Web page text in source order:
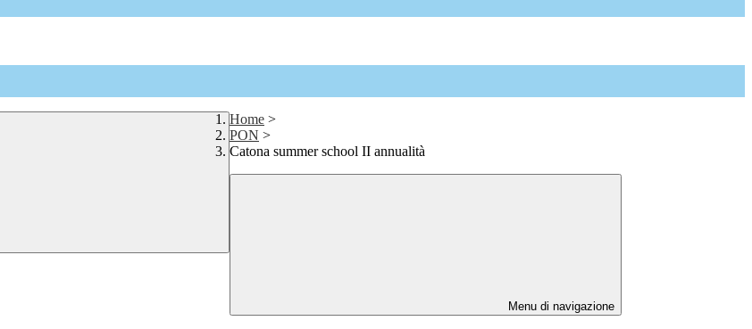
Home >
PON >
Catona summer school II annualità
Menu di navigazione